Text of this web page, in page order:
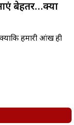
बेहतर…क्या
हमारी आंखें ही